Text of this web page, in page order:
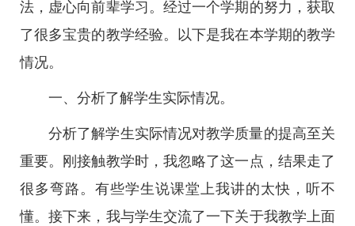
法，虚心向前辈学习。经过一个学期的努力，获取
了很多宝贵的教学经验。以下是我在本学期的教学
情况。
一、分析了解学生实际情况。
分析了解学生实际情况对教学质量的提高至关
重要。刚接触教学时，我忽略了这一点，结果走了
很多弯路。有些学生说课堂上我讲的太快，听不
懂。接下来，我与学生交流了一下关于我教学上面